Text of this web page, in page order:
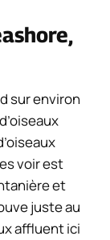
sur environ
voir est
et
juste au
affluent ici